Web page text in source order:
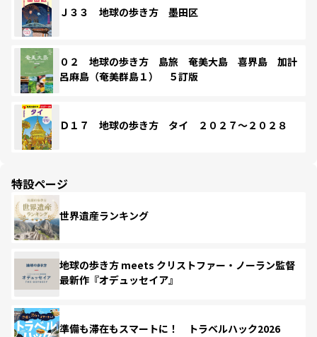
Ｊ３３ 地球の歩き方 墨田区
０２ 地球の歩き方 島旅 奄美大島 喜界島 加計
呂麻島（奄美群島１） ５訂版
Ｄ１７ 地球の歩き方 タイ ２０２７～２０２８
特設ページ
世界遺産ランキング
地球の歩き方 meets クリストファー・ノーラン監督
最新作『オデュッセイア』
準備も滞在もスマートに！ トラベルハック2026